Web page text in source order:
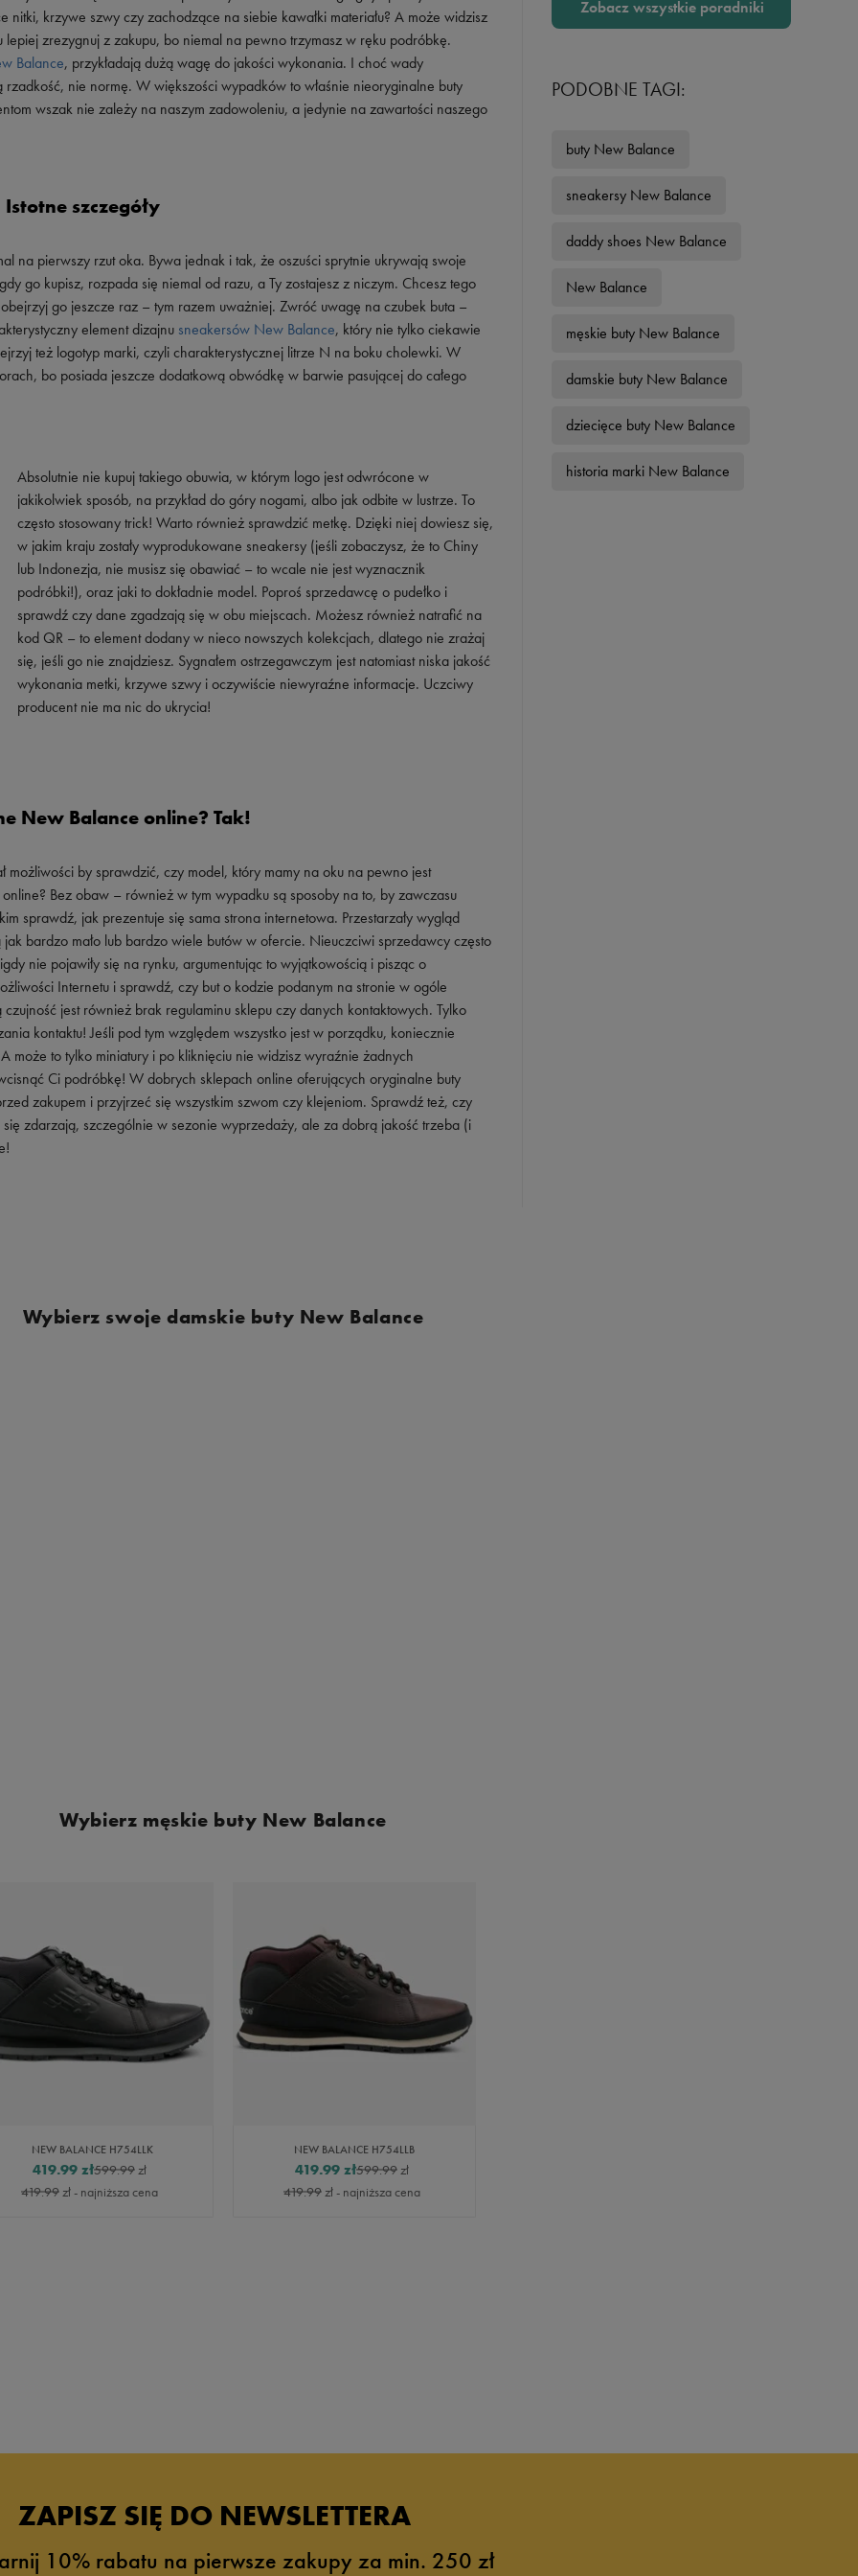
Vans
Timberland
Umbro
Under Armour
Up8
krzywe szwy czy zachodzące na siebie kawałki materiału? A może widzisz
zrezygnuj z zakupu, bo niemal na pewno trzymasz w ręku podróbkę.
Balance, przykładają dużą wagę do jakości wykonania. I choć wady
nie normę. W większości wypadków to właśnie nieoryginalne buty
wszak nie zależy na naszym zadowoleniu, a jedynie na zawartości naszego
Istotne szczegóły
na pierwszy rzut oka. Bywa jednak i tak, że oszuści sprytnie ukrywają swoje
go kupisz, rozpada się niemal od razu, a Ty zostajesz z niczym. Chcesz tego
go jeszcze raz – tym razem uważniej. Zwróć uwagę na czubek buta –
element dizajnu sneakersów New Balance, który nie tylko ciekawie
też logotyp marki, czyli charakterystycznej litrze N na boku cholewki. W
bo posiada jeszcze dodatkową obwódkę w barwie pasującej do całego
Absolutnie nie kupuj takiego obuwia, w którym logo jest odwrócone w
jakikolwiek sposób, na przykład do góry nogami, albo jak odbite w lustrze. To
często stosowany trick! Warto również sprawdzić metkę. Dzięki niej dowiesz się,
w jakim kraju zostały wyprodukowane sneakersy (jeśli zobaczysz, że to Chiny
lub Indonezja, nie musisz się obawiać – to wcale nie jest wyznacznik
podróbki!), oraz jaki to dokładnie model. Poproś sprzedawcę o pudełko i
sprawdź czy dane zgadzają się w obu miejscach. Możesz również natrafić na
kod QR – to element dodany w nieco nowszych kolekcjach, dlatego nie zrażaj
się, jeśli go nie znajdziesz. Sygnałem ostrzegawczym jest natomiast niska jakość
wykonania metki, krzywe szwy i oczywiście niewyraźne informacje. Uczciwy
producent nie ma nic do ukrycia!
New Balance online? Tak!
możliwości by sprawdzić, czy model, który mamy na oku na pewno jest
Bez obaw – również w tym wypadku są sposoby na to, by zawczasu
sprawdź, jak prezentuje się sama strona internetowa. Przestarzały wygląd
bardzo mało lub bardzo wiele butów w ofercie. Nieuczciwi sprzedawcy często
nie pojawiły się na rynku, argumentując to wyjątkowością i pisząc o
Internetu i sprawdź, czy but o kodzie podanym na stronie w ogóle
jest również brak regulaminu sklepu czy danych kontaktowych. Tylko
kontaktu! Jeśli pod tym względem wszystko jest w porządku, koniecznie
może to tylko miniatury i po kliknięciu nie widzisz wyraźnie żadnych
Ci podróbkę! W dobrych sklepach online oferujących oryginalne buty
zakupem i przyjrzeć się wszystkim szwom czy klejeniom. Sprawdź też, czy
zdarzają, szczególnie w sezonie wyprzedaży, ale za dobrą jakość trzeba (i
Zobacz wszystkie poradniki
PODOBNE TAGI:
buty New Balance
sneakersy New Balance
daddy shoes New Balance
New Balance
męskie buty New Balance
damskie buty New Balance
dziecięce buty New Balance
historia marki New Balance
Wybierz swoje damskie buty New Balance
Wybierz męskie buty New Balance
NEW BALANCE H754LLK
599.99zł
419.99 zł
419.99zł- najniższa cena
NEW BALANCE H754LLB
599.99zł
419.99 zł
419.99zł- najniższa cena
ZAPISZ SIĘ DO NEWSLETTERA
10% rabatu na pierwsze zakupy za min. 250 zł